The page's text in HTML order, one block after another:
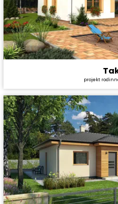
Dispozice:
Užitná plocha:
projekt